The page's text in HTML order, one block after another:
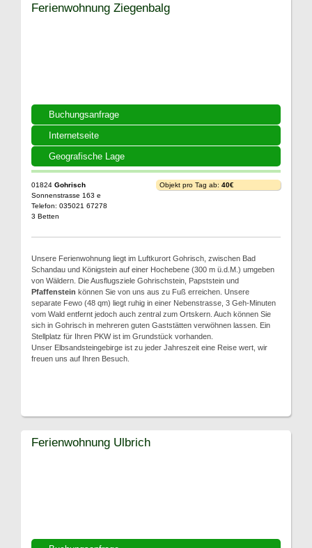
Buchungsanfrage
Internetseite
Geografische Lage
Ferienwohnung Ziegenbalg
01824 Gohrisch
Sonnenstrasse 163 e
Telefon: 035021 67278
3 Betten
Objekt pro Tag ab: 40€
Unsere Ferienwohnung liegt im Luftkurort Gohrisch, zwischen Bad
Schandau und Königstein auf einer Hochebene (300 m ü.d.M.) umgeben
von Wäldern. Die Ausflugsziele Gohrischstein, Papststein und
Pfaffenstein können Sie von uns aus zu Fuß erreichen. Unsere
separate Fewo (48 qm) liegt ruhig in einer Nebenstrasse, 3 Geh-Minuten
vom Wald entfernt jedoch auch zentral zum Ortskern. Auch können Sie
sich in Gohrisch in mehreren guten Gaststätten verwöhnen lassen. Ein
Stellplatz für Ihren PKW ist im Grundstück vorhanden.
Unser Elbsandsteingebirge ist zu jeder Jahreszeit eine Reise wert, wir
freuen uns auf Ihren Besuch.
Ferienwohnung Ulbrich